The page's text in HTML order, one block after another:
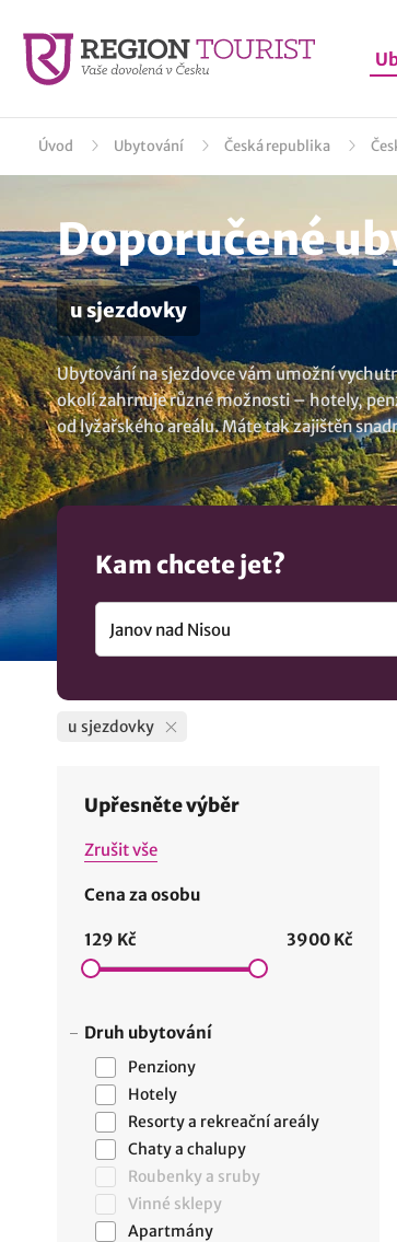
Úvod Ubytování Česká republika
Doporučené
u sjezdovky
Ubytování na sjezdovce vám umožní
okolí zahrnuje různé možnosti – hotely,
od lyžařského areálu. Máte tak zajištěn
Zajímavá vás kompletní seznamubytování v
Kam chcete jet?
u sjezdovky
Upřesněte výběr
Zrušit vše
Cena za osobu
129 Kč 3900 Kč
Druh ubytování
Penziony
Hotely
Resorty a rekreační areály
Chaty a chalupy
Roubenky a sruby
Vinné sklepy
Apartmány